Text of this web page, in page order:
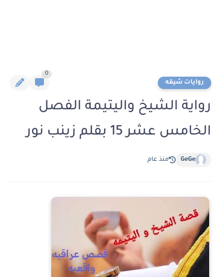
روايات شيقه
0
رواية الشيخ واليتيمة الفصل
الخامس عشر 15 بقلم زينب نور
GeGe منذ عام